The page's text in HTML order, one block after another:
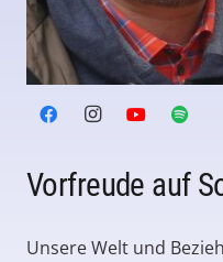
Vorfreude auf
Unsere Welt und